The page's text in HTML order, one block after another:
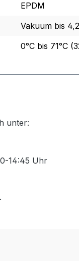
EPDM
Vakuum bis
0°C bis 71°C
unter:
14:45 Uhr
.